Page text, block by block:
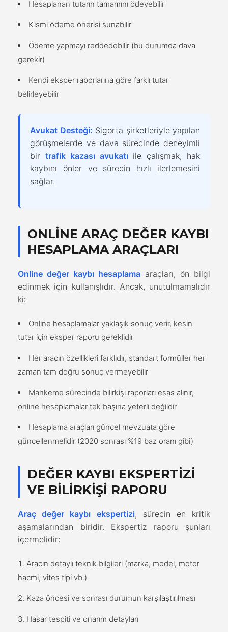
Hesaplanan tutarın tamamını ödeyebilir
Kısmi ödeme önerisi sunabilir
Ödeme yapmayı reddedebilir (bu durumda dava
gerekir)
Kendi eksper raporlarına göre farklı tutar
belirleyebilir
Avukat Desteği: Sigorta şirketleriyle yapılan
görüşmelerde ve dava sürecinde deneyimli
bir trafik kazası avukatı ile çalışmak, hak
kaybını önler ve sürecin hızlı ilerlemesini
sağlar.
ONLINE ARAÇ DEĞER KAYBI
HESAPLAMA ARAÇLARI
Online değer kaybı hesaplama araçları, ön bilgi
edinmek için kullanışlıdır. Ancak, unutulmamalıdır
ki:
Online hesaplamalar yaklaşık sonuç verir, kesin
tutar için eksper raporu gereklidir
Her aracın özellikleri farklıdır, standart formüller her
zaman tam doğru sonuç vermeyebilir
Mahkeme sürecinde bilirkişi raporları esas alınır,
online hesaplamalar tek başına yeterli değildir
Hesaplama araçları güncel mevzuata göre
güncellenmelidir (2020 sonrası %19 baz oranı gibi)
DEĞER KAYBI EKSPERTIZI
VE BILIRKIŞI RAPORU
Araç değer kaybı ekspertizi, sürecin en kritik
aşamalarından biridir. Ekspertiz raporu şunları
içermelidir:
Aracın detaylı teknik bilgileri (marka, model, motor
hacmi, vites tipi vb.)
Kaza öncesi ve sonrası durumun karşılaştırılması
Hasar tespiti ve onarım detayları